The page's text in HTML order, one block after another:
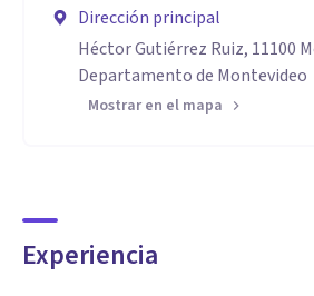
Dirección principal
Héctor Gutiérrez Ruiz, 11100
Departamento de Montevideo
Mostrar en el mapa
Experiencia